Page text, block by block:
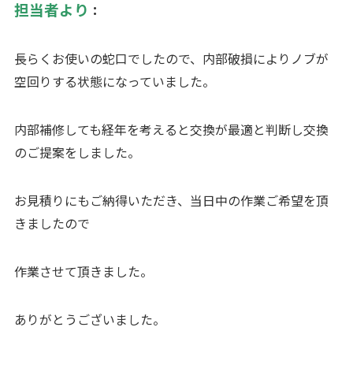
担当者より ：
長らくお使いの蛇口でしたので、内部破損によりノブが
空回りする状態になっていました。
内部補修しても経年を考えると交換が最適と判断し交換
のご提案をしました。
お見積りにもご納得いただき、当日中の作業ご希望を頂
きましたので
作業させて頂きました。
ありがとうございました。